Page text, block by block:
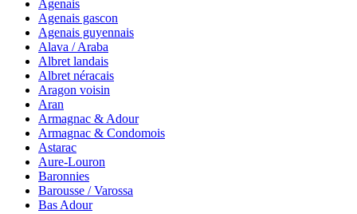
Agenais
Agenais gascon
Agenais guyennais
Alava / Araba
Albret landais
Albret néracais
Aragon voisin
Aran
Armagnac & Adour
Armagnac & Condomois
Astarac
Aure-Louron
Baronnies
Barousse / Varossa
Bas Adour